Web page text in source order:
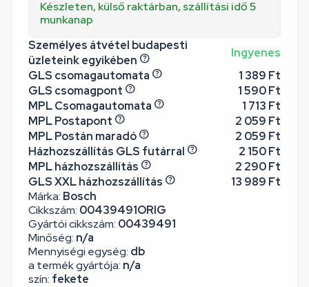
Márka: Bosch
Cikkszám: 00439491ORIG
Gyártói cikkszám: 00439491
Minőség: n/a
Mennyiségi egység: db
Készleten, külső raktárban, szállítási idő 5
munkanap
Személyes átvétel budapesti
üzleteink egyikében
Ingyenes
GLS csomagautomata
1 389 Ft
GLS csomagpont
1 590 Ft
MPL Csomagautomata
1 713 Ft
MPL Postapont
2 059 Ft
MPL Postán maradó
2 059 Ft
Házhozszállítás GLS futárral
2 150 Ft
MPL házhozszállítás
2 290 Ft
GLS XXL házhozszállítás
13 989 Ft
a termék gyártója: n/a
szín: fekete